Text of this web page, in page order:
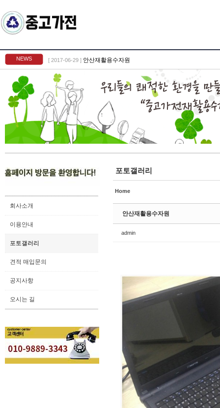
NEWS [ 2017-06-29 ] 안산재활용수자원
포토갤러리
Home
안산재활용수자원
admin
회사소개
이용안내
포토갤러리
견적 매입문의
공지사항
오시는 길
Sketchbook5, 스케치북5
Sketchbook5, 스케치북5